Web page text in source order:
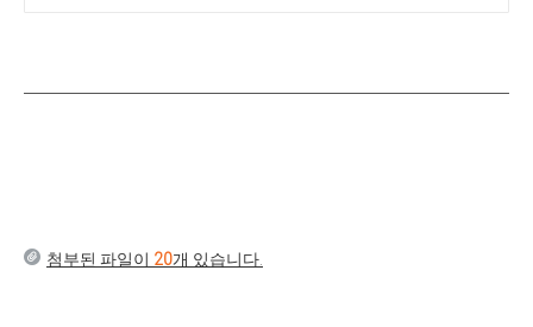
첨부된 파일이 20개 있습니다.